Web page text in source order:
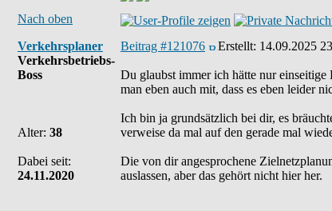
Nach oben
Verkehrsplaner
Verkehrsbetriebs-
Boss
Alter: 38
Dabei seit:
24.11.2020
Beitrag #121076 Erstellt: 14.09.2025
Du glaubst immer ich hätte nur
man eben auch mit, dass es eben leider
Ich bin ja grundsätzlich bei dir, es
verweise da mal auf den gerade mal
Die von dir angesprochene
auslassen, aber das gehört nicht hier her.